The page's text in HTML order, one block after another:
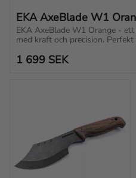
EKA AxeBlade W1
EKA AxeBlade W1 Orange -
med kraft och precision.
1 699 SEK